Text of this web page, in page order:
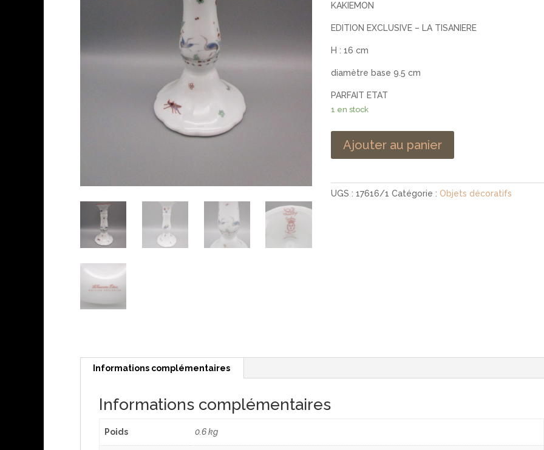
KAKIEMON
EDITION EXCLUSIVE – LA TISANIERE
H : 16 cm
diamètre base 9.5 cm
PARFAIT ETAT
1 en stock
Ajouter au panier
UGS :17616/1 Catégorie :Objets décoratifs
Informations complémentaires
Informations complémentaires
Poids 0.6 kg